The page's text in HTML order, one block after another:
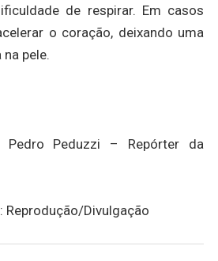
de respirar. Em casos
o coração, deixando uma
pele.
Peduzzi – Repórter da
Reprodução/Divulgação